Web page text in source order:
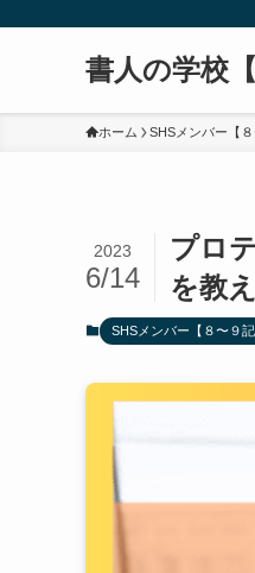
書人の学校【
ホーム SHSメンバー【８
プロ
を教
2023
6/14
SHSメンバー【８〜９記